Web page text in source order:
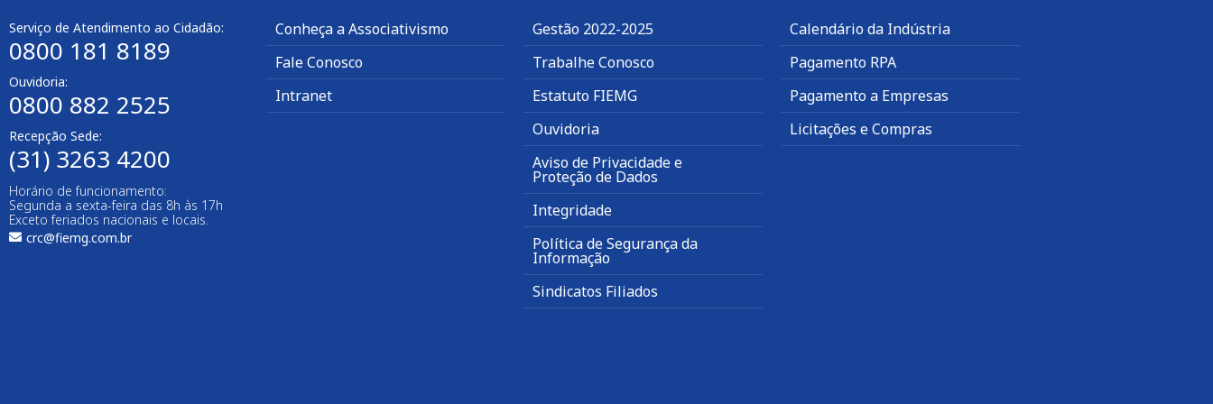
Serviço de Atendimento ao Cidadão:
0800 181 8189
Ouvidoria:
0800 882 2525
Recepção Sede:
(31) 3263 4200
Horário de funcionamento:
Segunda a sexta-feira das 8h às 17h
Exceto feriados nacionais e locais.
crc@fiemg.com.br
Conheça a Associativismo
Fale Conosco
Intranet
Gestão 2022-2025
Trabalhe Conosco
Estatuto FIEMG
Ouvidoria
Aviso de Privacidade e
Proteção de Dados
Integridade
Política de Segurança da
Informação
Sindicatos Filiados
Calendário da Indústria
Pagamento RPA
Pagamento a Empresas
Licitações e Compras